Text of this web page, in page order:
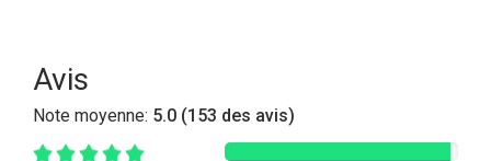
Avis
Note moyenne: 5.0 (153 des avis)